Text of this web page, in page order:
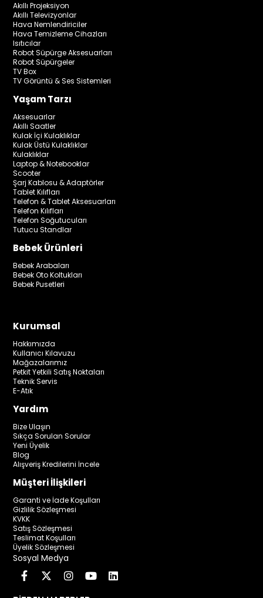
Akıllı Projeksiyon
Akıllı Televizyonlar
Hava Nemlendiriciler
Hava Temizleme Cihazları
Isıtıcılar
Robot Süpürge Aksesuarları
Robot Süpürgeler
TV Box
TV Görüntü & Ses Sistemleri
Yaşam Tarzı
Aksesuarlar
Akıllı Saatler
Kulak İçi Kulaklıklar
Kulak Üstü Kulaklıklar
Kulaklıklar
Laptop & Notebooklar
Scooter
Şarj Kablosu & Adaptörler
Tablet Kılıfları
Telefon & Tablet Aksesuarları
Telefon Kılıfları
Telefon Soğutucuları
Tutucu Standlar
Bebek Ürünleri
Bebek Arabaları
Bebek Oto Koltukları
Bebek Pusetleri
Kurumsal
Hakkımızda
Kullanıcı Kılavuzu
Mağazalarımız
Petkit Yetkili Satış Noktaları
Teknik Servis
E-Atık
Yardım
Bize Ulaşın
Sıkça Sorulan Sorular
Yeni Üyelik
Blog
Alışveriş Kredilerini İncele
Müşteri İlişkileri
Garanti ve İade Koşulları
Gizlilik Sözleşmesi
KVKK
Satış Sözleşmesi
Teslimat Koşulları
Üyelik Sözleşmesi
Sosyal Medya